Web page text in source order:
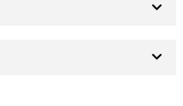
ve diğer konularda
kullanarak tarafımıza